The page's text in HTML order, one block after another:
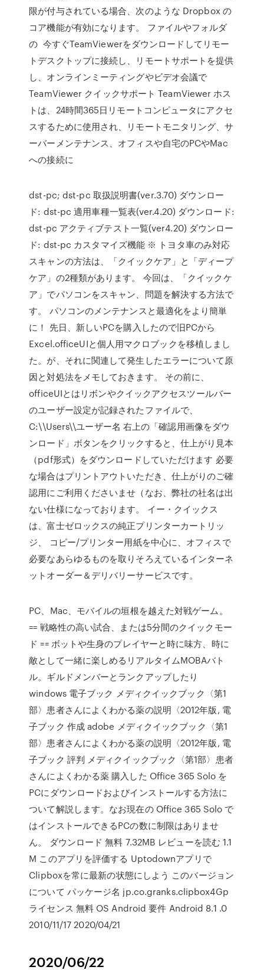
限が付与されている場合、次のような Dropbox の
コア機能が有効になります。 ファイルやフォルダ
の 今すぐTeamViewerをダウンロードしてリモー
トデスクトップに接続し、リモートサポートを提供
し、オンラインミーティングやビデオ会議で
TeamViewer クイックサポート TeamViewer ホス
トは、24時間365日リモートコンピュータにアクセ
スするために使用され、リモートモニタリング、サ
ーバーメンテナンス、オフィスや自宅のPCやMac
への接続に
dst-pc; dst-pc 取扱説明書(ver.3.70) ダウンロー
ド: dst-pc 適用車種一覧表(ver.4.20) ダウンロード:
dst-pc アクティブテスト一覧(ver4.20) ダウンロー
ド: dst-pc カスタマイズ機能 ※ トヨタ車のみ対応
スキャンの方法は、「クイックケア」と「ディープ
ケア」の2種類があります。 今回は、「クイックケ
ア」でパソコンをスキャン、問題を解決する方法で
す。 パソコンのメンテナンスと最適化をより簡単
に！ 先日、新しいPCを購入したので旧PCから
Excel.officeUIと個人用マクロブックを移植しまし
た。が、それに関連して発生したエラーについて原
因と対処法をメモしておきます。 その前に、
officeUIとはリボンやクイックアクセスツールバー
のユーザー設定が記録されたファイルで、
C:\\Users\\ユーザー名 右上の「確認用画像をダウ
ンロード」ボタンをクリックすると、仕上がり見本
（pdf形式）をダウンロードしていただけます 必要
な場合はプリントアウトいただき、仕上がりのご確
認用にご利用くださいませ（なお、弊社の社名は出
ない仕様になっております。 イー・クイックス
は、富士ゼロックスの純正プリンターカートリッ
ジ、 コピー/プリンター用紙を中心に、オフィスで
必要なあらゆるものを取りそろえているインターネ
ットオーダー＆デリバリーサービスです。
PC、Mac、モバイルの垣根を越えた対戦ゲーム。
== 戦略性の高い試合、または5分間のクイックモー
ド == ボットや生身のプレイヤーと時に味方、時に
敵として一緒に楽しめるリアルタイムMOBAバト
ル。ギルドメンバーとランクアップしたり
windows 電子ブック メディクイックブック〈第1
部〉患者さんによくわかる薬の説明〈2012年版, 電
子ブック 作成 adobe メディクイックブック〈第1
部〉患者さんによくわかる薬の説明〈2012年版, 電
子ブック 評判 メディクイックブック〈第1部〉患者
さんによくわかる薬 購入した Office 365 Solo を
PCにダウンロードおよびインストールする方法に
ついて解説します。なお現在の Office 365 Solo で
はインストールできるPCの数に制限はありませ
ん。 ダウンロード 無料 7.32MB レビューを読む 1.1
M このアプリを評価する Uptodownアプリで
Clipboxを常に最新の状態にしよう このバージョン
について パッケージ名 jp.co.granks.clipbox4Gp
ライセンス 無料 OS Android 要件 Android 8.1 .0
2010/11/17 2020/04/21
2020/06/22